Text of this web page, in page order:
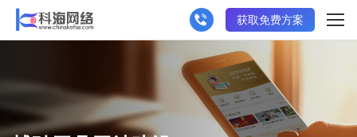
获取免费方案